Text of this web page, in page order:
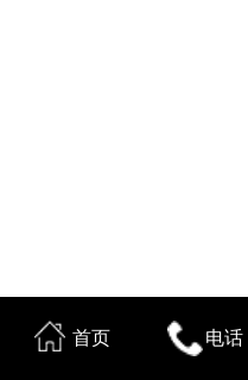
首页 电话